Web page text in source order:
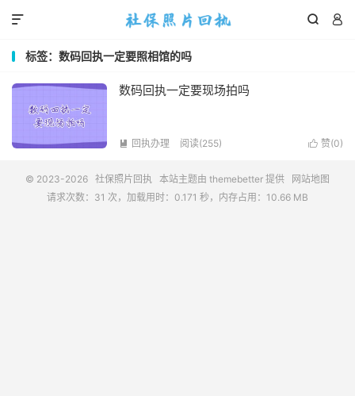
 

标签：数码回执一定要照相馆的吗
数码回执一定要现场拍吗
 赞(0)
 回执办理 阅读(255)
© 2023-2026 社保照片回执 本站主题由 themebetter 提供
网站地图
请求次数：31 次，加载用时：0.171 秒，内存占用：10.66 MB